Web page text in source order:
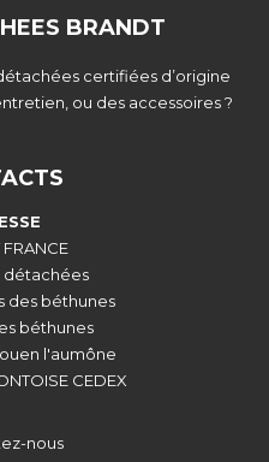
BRANDT
certifiées d’origine
ou des accessoires ?
détachées
des béthunes
béthunes
l'aumône
CEDEX
nous